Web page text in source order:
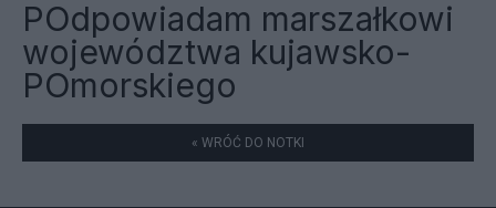
POdpowiadam marszałkowi
województwa kujawsko-
POmorskiego
« WRÓĆ DO NOTKI